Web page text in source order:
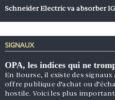
Schneider Electric va absorber
SIGNAUX
OPA, les indices qui ne
En Bourse, il existe des
offre publique d’achat ou
hostile. Voici les plus